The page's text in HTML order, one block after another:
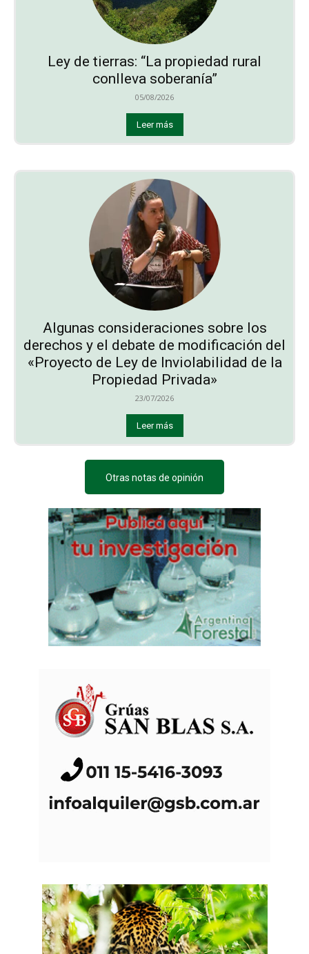
Ley de tierras: “La propiedad rural
conlleva soberanía”
05/08/2026
Leer más
Algunas consideraciones sobre los
derechos y el debate de modificación del
«Proyecto de Ley de Inviolabilidad de la
Propiedad Privada»
23/07/2026
Leer más
Otras notas de opinión